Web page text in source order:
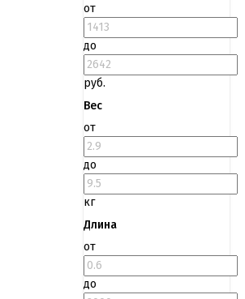
от
до
руб.
Вес
от
до
кг
Длина
от
до